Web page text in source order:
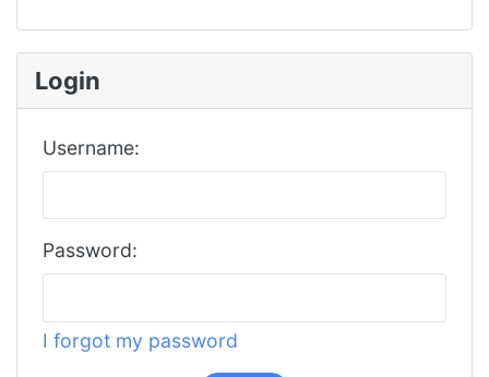
Login
Username:
Password:
I forgot my password